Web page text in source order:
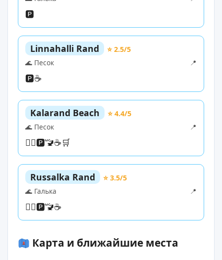
🅿️
Linnahalli Rand
⭐ 2.5/5
🌊 Песок
📍
🅿️☕
Kalarand Beach
⭐ 4.4/5
🌊 Песок
📍
🏄‍♀️🅿️🚾☕🛒
Russalka Rand
⭐ 3.5/5
🌊 Галька
📍
🏄‍♀️🅿️🚾☕
Карта и ближайшие места